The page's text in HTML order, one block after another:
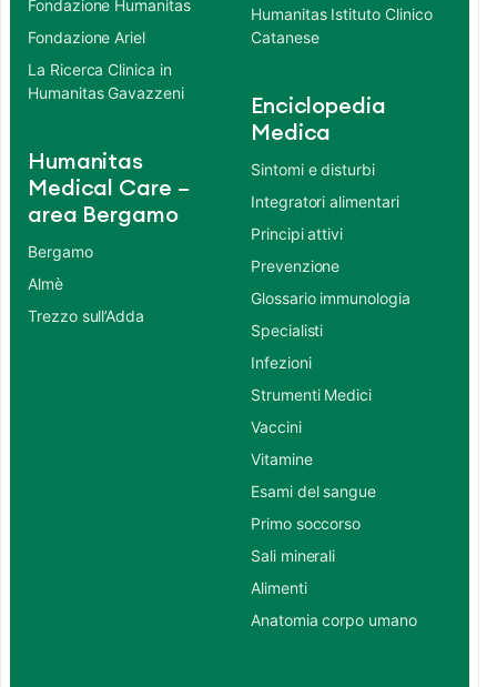
Fondazione Humanitas
Fondazione Ariel
La Ricerca Clinica in
Humanitas Gavazzeni
Humanitas
Medical Care –
area Bergamo
Bergamo
Almè
Trezzo sull’Adda
Humanitas Istituto Clinico
Catanese
Enciclopedia
Medica
Sintomi e disturbi
Integratori alimentari
Principi attivi
Prevenzione
Glossario immunologia
Specialisti
Infezioni
Strumenti Medici
Vaccini
Vitamine
Esami del sangue
Primo soccorso
Sali minerali
Alimenti
Anatomia corpo umano